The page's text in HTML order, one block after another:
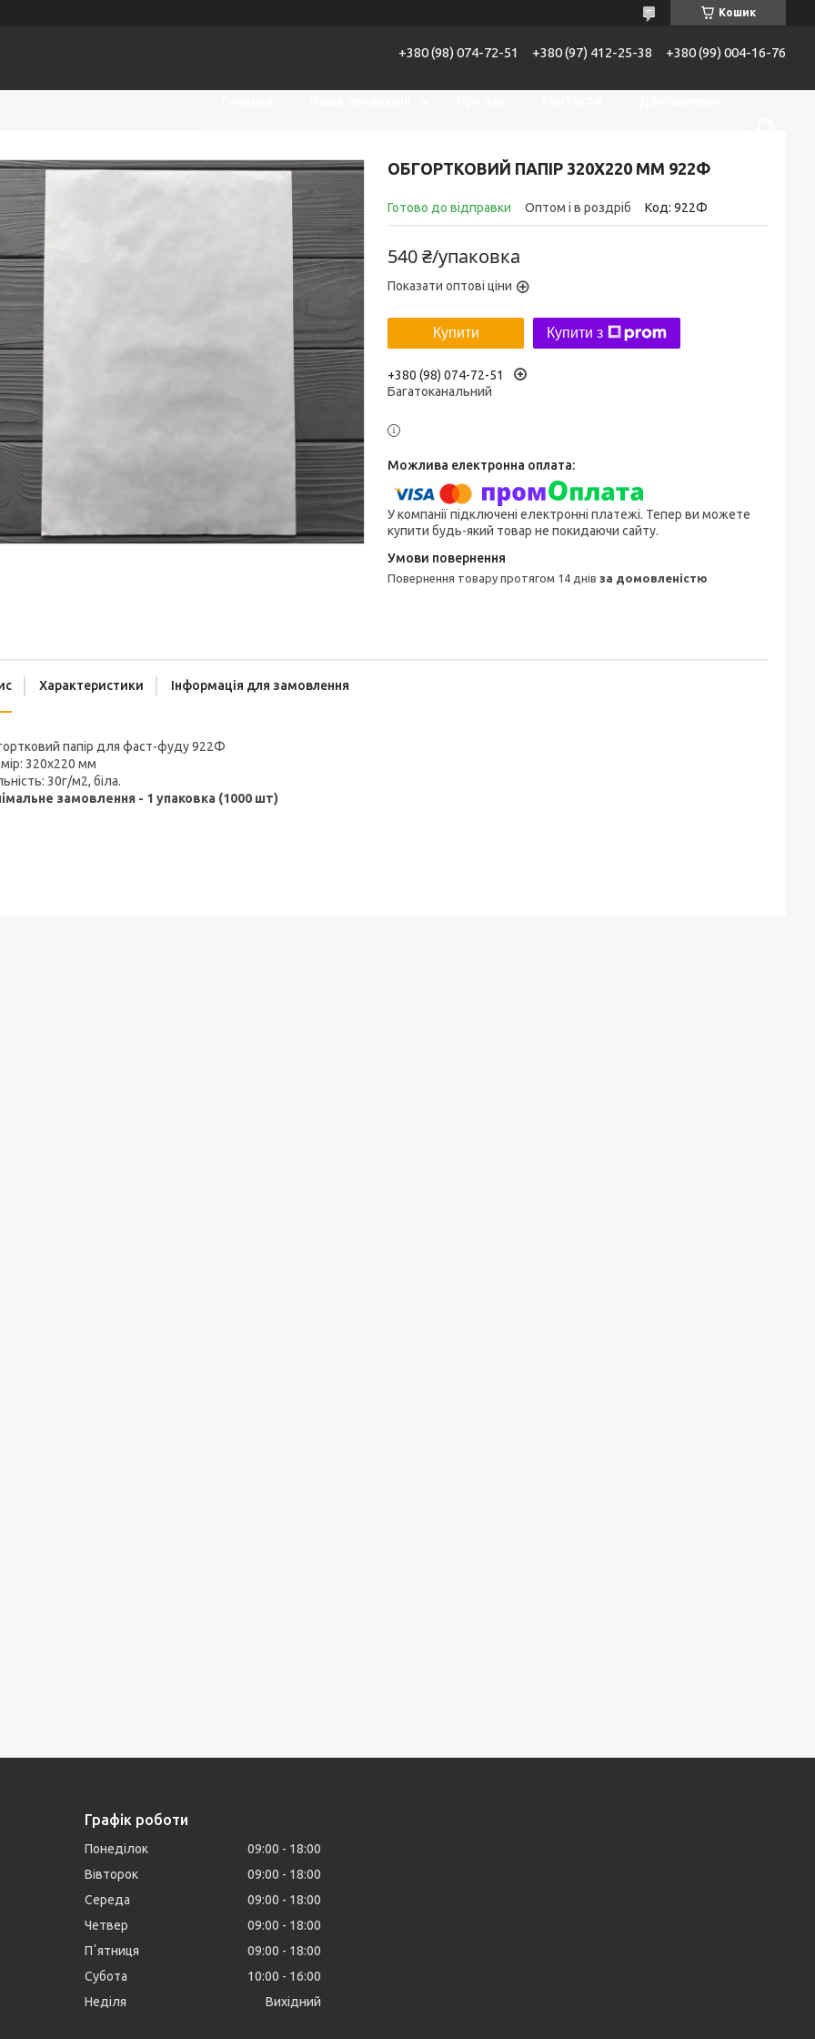
Кошик
+380 (98) 074-72-51 +380 (97) 412-25-38 +380 (99) 004-16-76
ОБГОРТКОВИЙ ПАПІР 320Х220 ММ 922Ф
Готово до відправки Оптом і в роздріб Код: 922Ф
540 ₴/упаковка
Показати оптові ціни
Купити Купити з
+380 (98) 074-72-51
Багатоканальний
У компанії підключені електронні платежі. Тепер ви можете
купити будь-який товар не покидаючи сайту.
повернення товару протягом 14 днів за домовленістю
Характеристики Інформація для замовлення
папір для фаст-фуду 922Ф
320x220 мм
30г/м2, біла.
замовлення - 1 упаковка (1000 шт)
Графік роботи
Понеділок 09:00
18:00
Вівторок
09:00
18:00
Середа
09:00
18:00
Четвер
09:00
18:00
Пʼятниця
09:00
18:00
Субота
10:00
16:00
Неділя
Вихідний